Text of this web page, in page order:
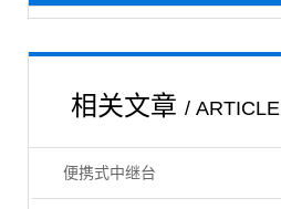
相关文章 / ARTICLE
便携式中继台